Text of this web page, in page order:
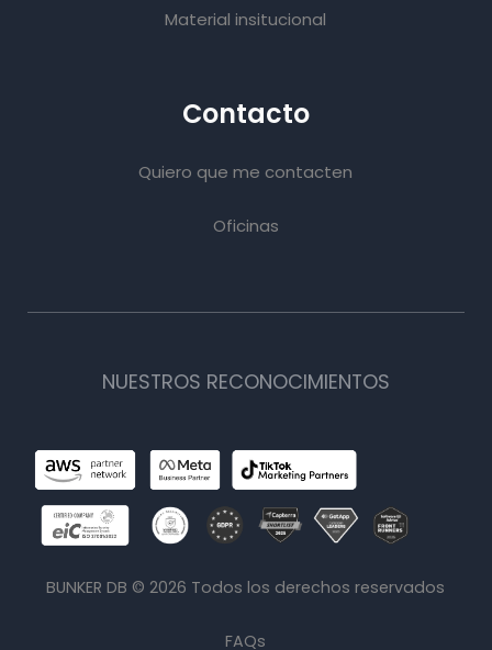
Material insitucional
Contacto
Quiero que me contacten
Oficinas
NUESTROS RECONOCIMIENTOS
BUNKER DB ©2026 Todos los derechos reservados
FAQs